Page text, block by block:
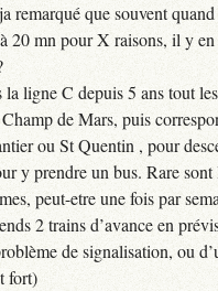
remarqué que souvent
20 mn pour X raisons, il y
ligne C depuis 5 ans tout
de Mars, puis
ou St Quentin , pour
y prendre un bus. Rare sont
peut-etre une fois par
2 trains d’avance en
de signalisation, ou
fort)